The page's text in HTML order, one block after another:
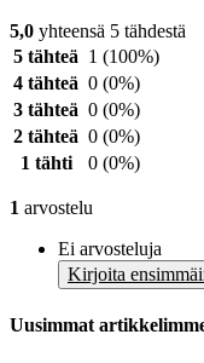
5,0 yhteensä 5 tähdestä
5 tähteä 1 (100%)
4 tähteä 0 (0%)
3 tähteä 0 (0%)
2 tähteä 0 (0%)
1 tähti
0 (0%)
1 arvostelu
Ei arvosteluja
Kirjoita
Uusimmat